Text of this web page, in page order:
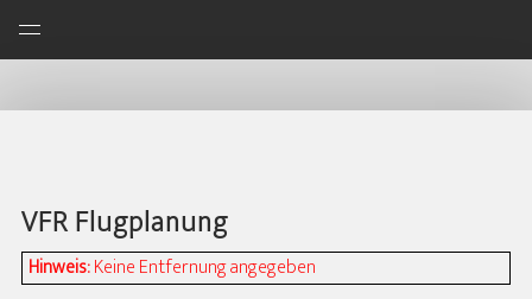
VFR Flugplanung
Hinweis:Keine Entfernung angegeben